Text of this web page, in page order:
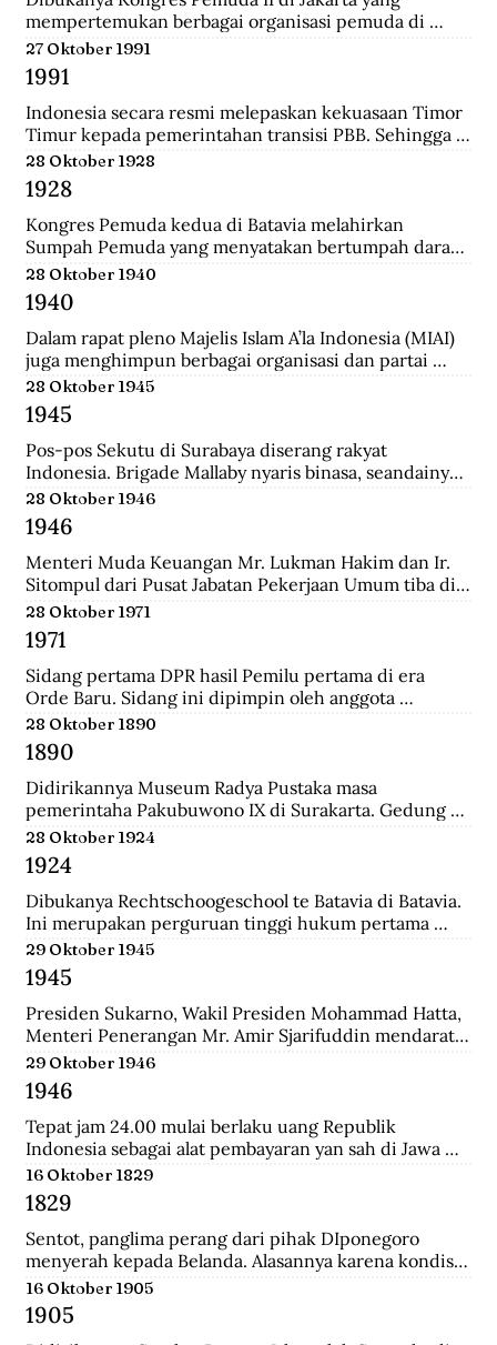
bank telah mencapai minimal Rp. 100 juta.
mempertemukan berbagai organisasi pemuda di
seluruh Hindia Belanda. Dari kongres ini melahirkan
Sumpah Pemuda.
27 Oktober 1991
1991
Indonesia secara resmi melepaskan kekuasaan Timor
Timur kepada pemerintahan transisi PBB. Sehingga
kini wilayah tersebut bukan lagi bagian dari provinsi
Indonesia.
28 Oktober 1928
1928
Kongres Pemuda kedua di Batavia melahirkan
Sumpah Pemuda yang menyatakan bertumpah darah
satu tanah air Indonesia, berbangsa satu bangsa
Indonesia, dan menjunjung bahasa persatuan bahasa
Indonesia.
28 Oktober 1940
1940
Dalam rapat pleno Majelis Islam A’la Indonesia (MIAI)
juga menghimpun berbagai organisasi dan partai
Islam untuk mengajukan mosi kepada pemerintah.
Gabungan Politik Indonesia (GAPI) menyatakan
dukungannya atas langkah-langkah MIAI. Pemerintah
akhirnya memperhatikan tuntutan MIAI dan GAPI.
28 Oktober 1945
1945
Pos-pos Sekutu di Surabaya diserang rakyat
Indonesia. Brigade Mallaby nyaris binasa, seandainya
pemimpin-pemimpin Indonesia tidak segera
memerintahkan penghentian tembak-menembak.
28 Oktober 1946
1946
Menteri Muda Keuangan Mr. Lukman Hakim dan Ir.
Sitompul dari Pusat Jabatan Pekerjaan Umum tiba di
Medan dengan pesawat Sekutu dari Palembang. Di
lapangan tembak mereka disambut oleh Mr. Mohd.
Jusuf.
28 Oktober 1971
1971
Sidang pertama DPR hasil Pemilu pertama di era
Orde Baru. Sidang ini dipimpin oleh anggota
parlemen tertua dibantu anggota parlemen termuda,
yaitu K.H. Bisri Sjamsuri (84 tahun) dari Partai NU dan
Anak Agung Oka Mahendra (25 tahun) dari Golkar.
28 Oktober 1890
1890
Didirikannya Museum Radya Pustaka masa
pemerintaha Pakubuwono IX di Surakarta. Gedung
ini merupakan rumah kediaman seorang warga
Belanda bernama Johannes Busselaar yang berisikan
koleksi wayang kulit, buku kuno, dan arca.
28 Oktober 1924
1924
Dibukanya Rechtschoogeschool te Batavia di Batavia.
Ini merupakan perguruan tinggi hukum pertama
yang didirikan oleh Gubernur Jenderal J.B van heutsz.
Saat ini menjadi Fakultas Hukum Universitas
Indonesia.
29 Oktober 1945
1945
Presiden Sukarno, Wakil Presiden Mohammad Hatta,
Menteri Penerangan Mr. Amir Sjarifuddin mendarat
di Surabaya atas permintaan Sekutu. Mereka disertai
beberapa perwira Inggris dan wartawan-wartawan
luar negeri.
29 Oktober 1946
1946
Tepat jam 24.00 mulai berlaku uang Republik
Indonesia sebagai alat pembayaran yan sah di Jawa
dan Madura. Dengan demikian uang yang berlalu
sebelumnya tidak lagi berlaku.
16 Oktober 1829
1829
Sentot, panglima perang dari pihak DIponegoro
menyerah kepada Belanda. Alasannya karena kondisi
perekonomian yang memburuk akibat perang yang
tak kunung usai.
16 Oktober 1905
1905